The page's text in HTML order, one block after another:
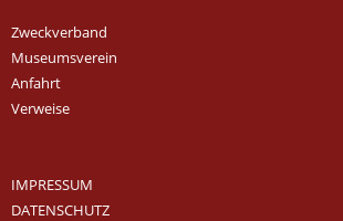
Zweckverband
Museumsverein
Anfahrt
Verweise
IMPRESSUM
DATENSCHUTZ